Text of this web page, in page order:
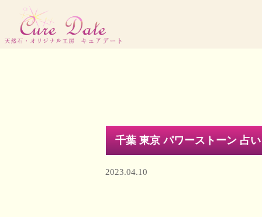
千葉 東京 パワーストーン 占
2023.04.10